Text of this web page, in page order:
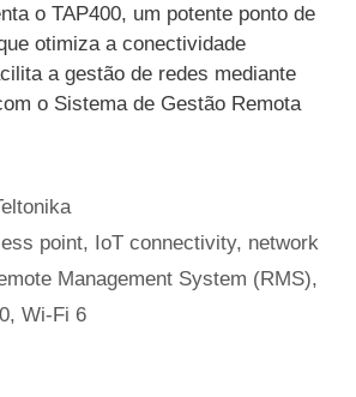
o TAP400, um potente ponto de
otimiza a conectividade
a gestão de redes mediante
o Sistema de Gestão Remota
point, IoT connectivity, network
Management System (RMS),
, Wi-Fi 6